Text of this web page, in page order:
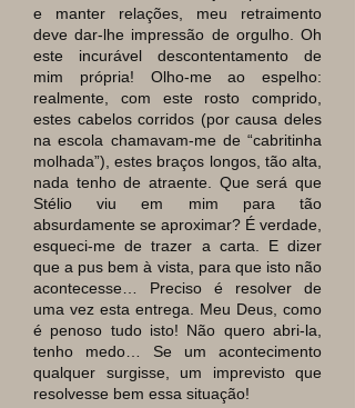
e manter relações, meu retraimento
deve dar-lhe impressão de orgulho. Oh
este incurável descontentamento de
mim própria! Olho-me ao espelho:
realmente, com este rosto comprido,
estes cabelos corridos (por causa deles
na escola chamavam-me de “cabritinha
molhada”), estes braços longos, tão alta,
nada tenho de atraente. Que será que
Stélio viu em mim para tão
absurdamente se aproximar? É verdade,
esqueci-me de trazer a carta. E dizer
que a pus bem à vista, para que isto não
acontecesse… Preciso é resolver de
uma vez esta entrega. Meu Deus, como
é penoso tudo isto! Não quero abri-la,
tenho medo… Se um acontecimento
qualquer surgisse, um imprevisto que
resolvesse bem essa situação!